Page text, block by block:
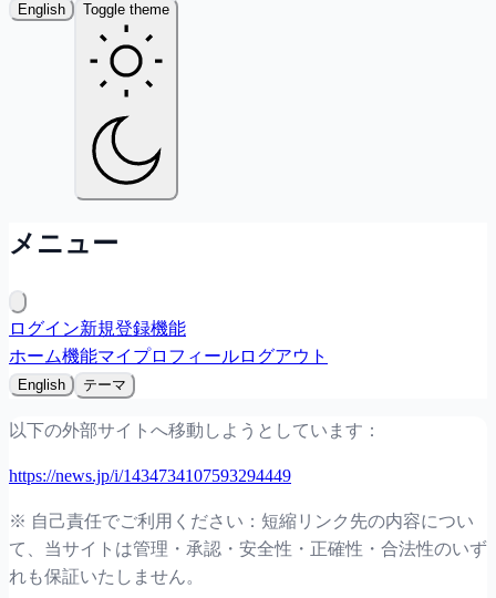
English Toggle theme
メニュー
ログイン新規登録機能
ホーム機能マイプロフィールログアウト
English テーマ
以下の外部サイトへ移動しようとしています：
https://news.jp/i/1434734107593294449
※ 自己責任でご利用ください：短縮リンク先の内容につい
て、当サイトは管理・承認・安全性・正確性・合法性のいず
れも保証いたしません。